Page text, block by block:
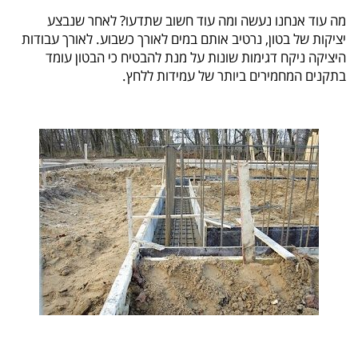
מה עוד אנחנו נעשה ומה עוד חשוב שתדעו? לאחר שנבצע
יציקות של בטון, נרטיב אותם במים לאורך כשבוע. לאורך עבודות
היציקה ניקח דגימות שונות על מנת להבטיח כי הבטון עומד
בתקנים המחמירים ביותר של עמידות ללחץ.